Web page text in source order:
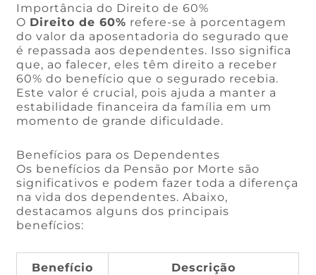
Importância do Direito de 60%
O Direito de 60% refere-se à porcentagem
do valor da aposentadoria do segurado que
é repassada aos dependentes. Isso significa
que, ao falecer, eles têm direito a receber
60% do benefício que o segurado recebia.
Este valor é crucial, pois ajuda a manter a
estabilidade financeira da família em um
momento de grande dificuldade.
Benefícios para os Dependentes
Os benefícios da Pensão por Morte são
significativos e podem fazer toda a diferença
na vida dos dependentes. Abaixo,
destacamos alguns dos principais
benefícios:
Benefício Descrição